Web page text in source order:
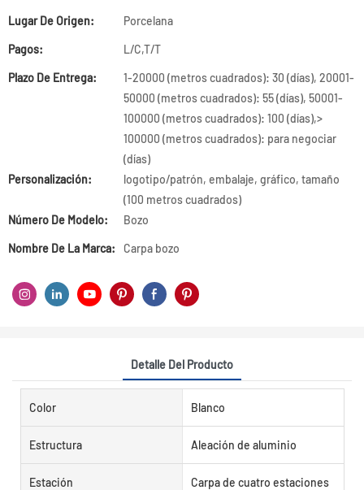
Lugar De Origen: Porcelana
Pagos: L/C,T/T
Plazo De Entrega:
1-20000 (metros cuadrados): 30 (días), 20001-
50000 (metros cuadrados): 55 (días), 50001-
100000 (metros cuadrados): 100 (días),>
100000 (metros cuadrados): para negociar
(días)
Personalización:
logotipo/patrón, embalaje, gráfico, tamaño
(100 metros cuadrados)
Número De Modelo:
Bozo
Nombre De La Marca: Carpa bozo
Detalle Del Producto
Color Blanco
Estructura Aleación de aluminio
Estación Carpa de cuatro estaciones